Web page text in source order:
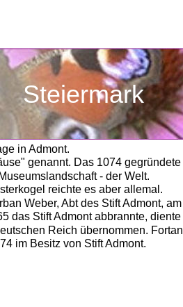
in Admont.
genannt. Das 1074 gegründete
- der Welt.
reichte es aber allemal.
Weber, Abt des Stift Admont, am
das Stift Admont abbrannte, diente
Reich übernommen. Fortan
im Besitz von Stift Admont.